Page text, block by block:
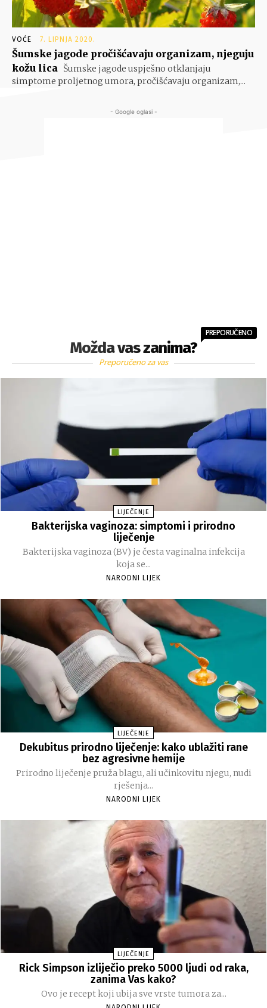
VOĆE 7. LIPNJA 2020.
Šumske jagode pročišćavaju organizam, njeguju
kožu lica Šumske jagode uspješno otklanjaju
simptome proljetnog umora, pročišćavaju organizam,...
- Google oglasi -
Možda vas zanima?
PREPORUČENO
Preporučeno za vas
LIJEČENJE
Bakterijska vaginoza: simptomi i prirodno
liječenje
Bakterijska vaginoza (BV) je česta vaginalna infekcija
koja se...
NARODNI LIJEK
LIJEČENJE
Dekubitus prirodno liječenje: kako ublažiti rane
bez agresivne hemije
Prirodno liječenje pruža blagu, ali učinkovitu njegu, nudi
rješenja...
NARODNI LIJEK
LIJEČENJE
Rick Simpson izliječio preko 5000 ljudi od raka,
zanima Vas kako?
Ovo je recept koji ubija sve vrste tumora za...